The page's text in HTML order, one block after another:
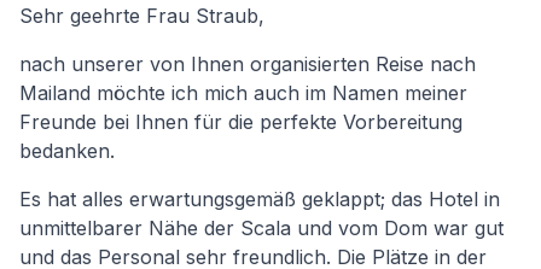
Sehr geehrte Frau Straub,
nach unserer von Ihnen organisierten Reise nach
Mailand möchte ich mich auch im Namen meiner
Freunde bei Ihnen für die perfekte Vorbereitung
bedanken.
Es hat alles erwartungsgemäß geklappt; das Hotel in
unmittelbarer Nähe der Scala und vom Dom war gut
und das Personal sehr freundlich. Die Plätze in der